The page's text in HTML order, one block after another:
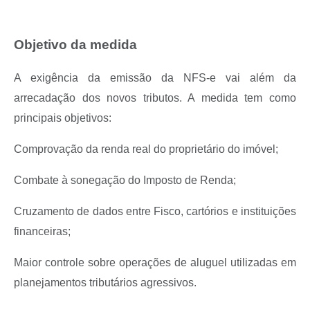
Objetivo da medida
A exigência da emissão da NFS-e vai além da
arrecadação dos novos tributos. A medida tem como
principais objetivos:
Comprovação da renda real do proprietário do imóvel;
Combate à sonegação do Imposto de Renda;
Cruzamento de dados entre Fisco, cartórios e instituições
financeiras;
Maior controle sobre operações de aluguel utilizadas em
planejamentos tributários agressivos.